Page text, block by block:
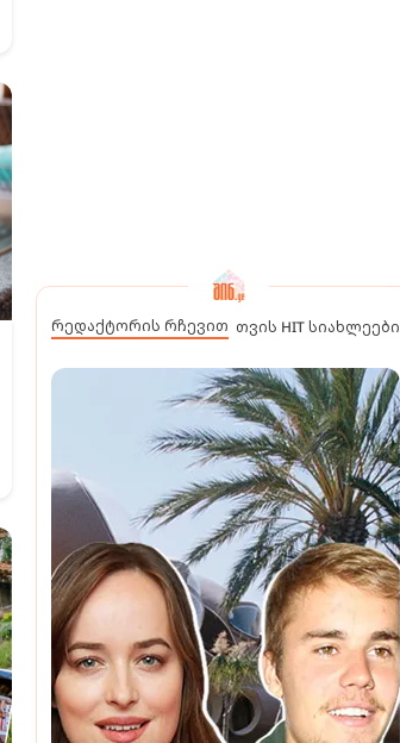
რედაქტორის რჩევით თვის HIT სიახლეები